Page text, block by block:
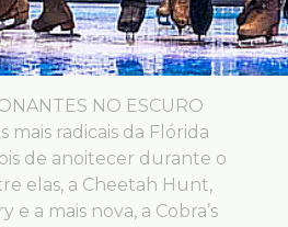
NO ESCURO
mais radicais da Flórida
de anoitecer durante o
elas, a Cheetah Hunt,
e a mais nova, a Cobra’s